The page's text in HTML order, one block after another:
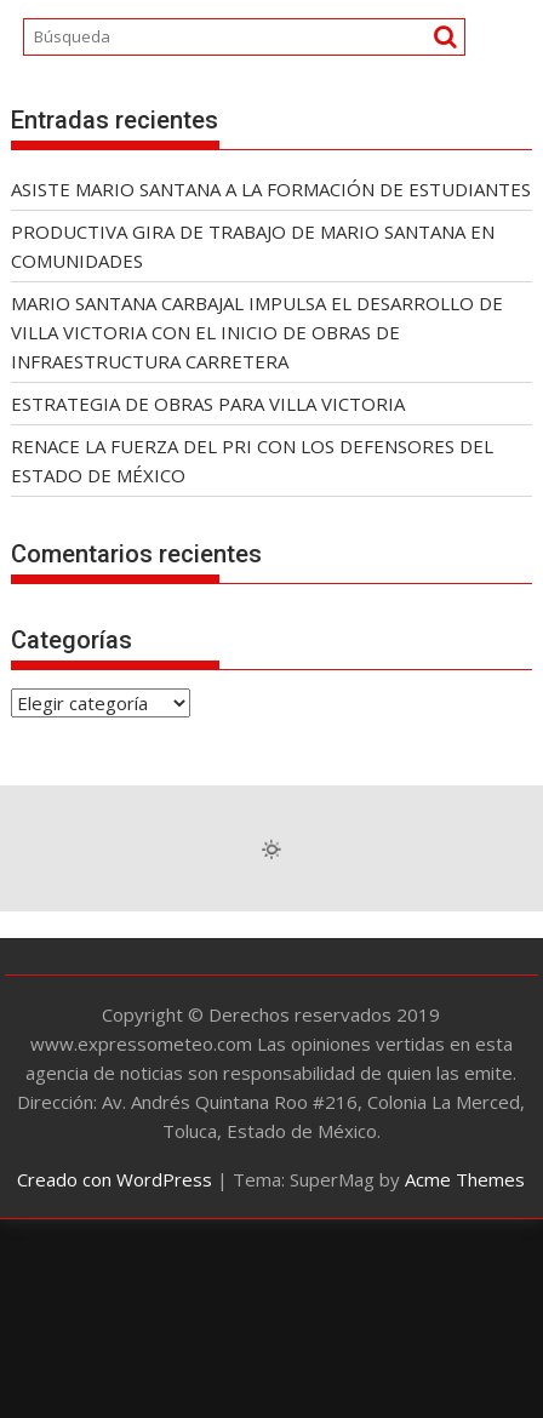
Entradas recientes
ASISTE MARIO SANTANA A LA FORMACIÓN DE ESTUDIANTES
PRODUCTIVA GIRA DE TRABAJO DE MARIO SANTANA EN
COMUNIDADES
MARIO SANTANA CARBAJAL IMPULSA EL DESARROLLO DE
VILLA VICTORIA CON EL INICIO DE OBRAS DE
INFRAESTRUCTURA CARRETERA
ESTRATEGIA DE OBRAS PARA VILLA VICTORIA
RENACE LA FUERZA DEL PRI CON LOS DEFENSORES DEL
ESTADO DE MÉXICO
Comentarios recientes
Categorías
C
e
í
a
Copyright © Derechos reservados 2019
www.expressometeo.com Las opiniones vertidas en esta
agencia de noticias son responsabilidad de quien las emite.
Dirección: Av. Andrés Quintana Roo #216, Colonia La Merced,
Toluca, Estado de México.
Creado con WordPress | Tema: SuperMag byAcme Themes